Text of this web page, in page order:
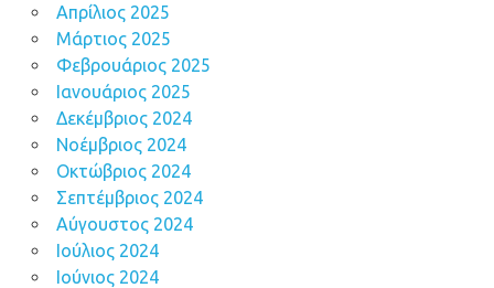
Απρίλιος 2025
Μάρτιος 2025
Φεβρουάριος 2025
Ιανουάριος 2025
Δεκέμβριος 2024
Νοέμβριος 2024
Οκτώβριος 2024
Σεπτέμβριος 2024
Αύγουστος 2024
Ιούλιος 2024
Ιούνιος 2024